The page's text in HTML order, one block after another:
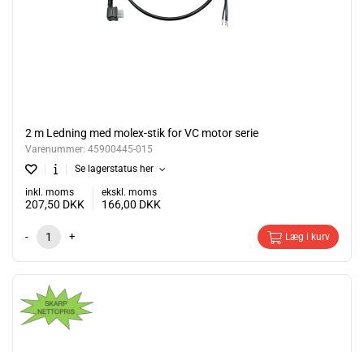
2 m Ledning med molex-stik for VC motor serie
Varenummer: 45900445-015
Se lagerstatus her
inkl. moms
207,50 DKK
ekskl. moms
166,00 DKK
- + Læg i kurv